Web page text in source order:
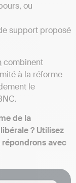
ou
support proposé
combinent
à la réforme
le
de la
? Utilisez
répondrons avec